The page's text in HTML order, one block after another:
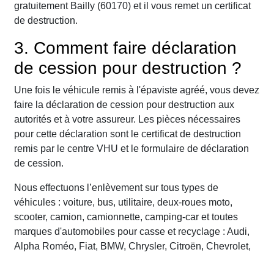
gratuitement Bailly (60170) et il vous remet un certificat
de destruction.
3. Comment faire déclaration
de cession pour destruction ?
Une fois le véhicule remis à l'épaviste agréé, vous devez
faire la déclaration de cession pour destruction aux
autorités et à votre assureur. Les pièces nécessaires
pour cette déclaration sont le certificat de destruction
remis par le centre VHU et le formulaire de déclaration
de cession.
Nous effectuons l’enlèvement sur tous types de
véhicules : voiture, bus, utilitaire, deux-roues moto,
scooter, camion, camionnette, camping-car et toutes
marques d'automobiles pour casse et recyclage : Audi,
Alpha Roméo, Fiat, BMW, Chrysler, Citroën, Chevrolet,